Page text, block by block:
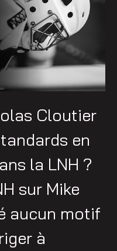
Cloutier
en
la LNH ?
sur Mike
aucun motif
à